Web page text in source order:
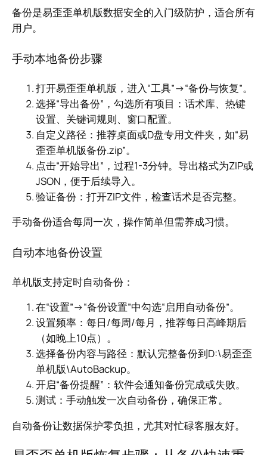
备份是易歪歪单机版数据安全的入门级防护，适合所有
用户。
手动本地备份步骤
打开易歪歪单机版，进入“工具”→“备份与恢复”。
选择“导出备份”，勾选所有项目：话术库、热键
设置、关键词规则、窗口配置。
自定义路径：推荐桌面或D盘专用文件夹，如“易
歪歪单机版备份.zip”。
点击“开始导出”，过程1-3分钟。导出格式为ZIP或
JSON，便于后续导入。
验证备份：打开ZIP文件，检查话术是否完整。
手动备份适合每周一次，操作简单但需养成习惯。
自动本地备份设置
单机版支持定时自动备份：
在“设置”→“备份设置”中勾选“启用自动备份”。
设置频率：每日/每周/每月，推荐每日高峰期后
（如晚上10点）。
选择备份内容与路径：默认完整备份到D:\易歪歪
单机版\AutoBackup。
开启“备份提醒”：软件会通知备份完成或失败。
测试：手动触发一次自动备份，确保正常。
自动备份让数据保护零负担，尤其对忙碌客服友好。